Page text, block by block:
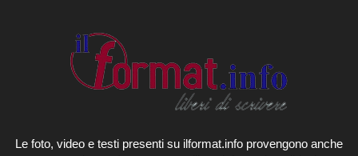
Le foto, video e testi presenti su ilformat.info provengono anche